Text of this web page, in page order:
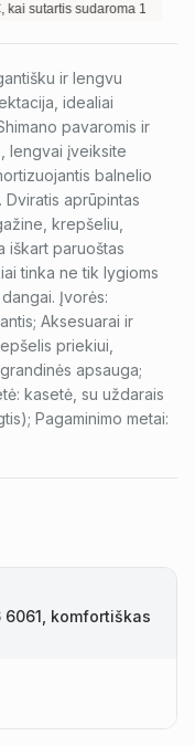
sudaroma12mėn.
ir lengvu
idealiai
pavaromis ir
lengvai įveiksite
balnelio
aprūpintas
krepšeliu,
iškart paruoštas
tinka ne tik lygioms
Įvorės:
Aksesuarai ir
priekiui,
apsauga;
kasetė, su uždarais
Pagaminimo metai:
komfortiškas